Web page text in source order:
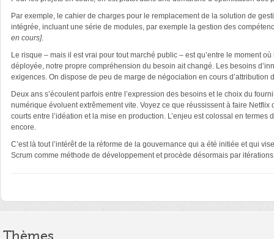
Par exemple, le cahier de charges pour le remplacement de la solution de
intégrée, incluant une série de modules, par exemple la gestion des
en cours].
Le risque – mais il est vrai pour tout marché public – est qu’entre le moment
déployée, notre propre compréhension du besoin ait changé. Les besoins
exigences. On dispose de peu de marge de négociation en cours d’attribution
Deux ans s’écoulent parfois entre l’expression des besoins et le choix du
numérique évoluent extrêmement vite. Voyez ce que réussissent à faire
courts entre l’idéation et la mise en production. L’enjeu est colossal en
encore.
C’est là tout l’intérêt de la réforme de la gouvernance qui a été initiée et qui
Scrum comme méthode de développement et procède désormais par